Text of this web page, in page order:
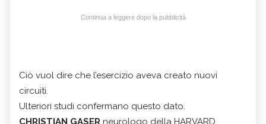
Continua a leggere dopo la pubblicità
Ciò vuol dire che l’esercizio aveva creato nuovi
circuiti.
Ulteriori studi confermano questo dato.
CHRISTIAN GASER neurologo della HARVARD